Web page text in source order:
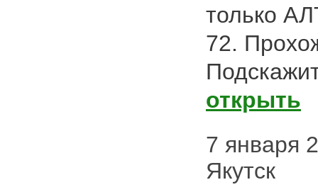
только
72.
открыть
7 января
Якутск